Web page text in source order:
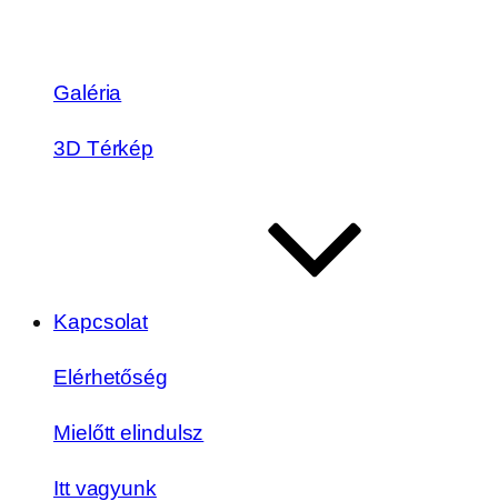
Galéria
3D Térkép
Kapcsolat
Elérhetőség
Mielőtt elindulsz
Itt vagyunk